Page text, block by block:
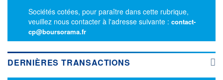
Sociétés cotées, pour paraître dans cette rubrique,
veuillez nous contacter à l'adresse suivante : contact-
cp@boursorama.fr
DERNIÈRES TRANSACTIONS